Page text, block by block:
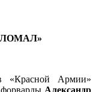
«Красной Армии»
Александр